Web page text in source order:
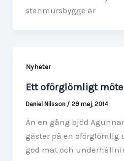
stenmursbygge är
Nyheter
Ett oförglömligt
Daniel Nilsson / 29 maj, 2014
Än en gång bjöd
gäster på en oförglömlig
god mat och